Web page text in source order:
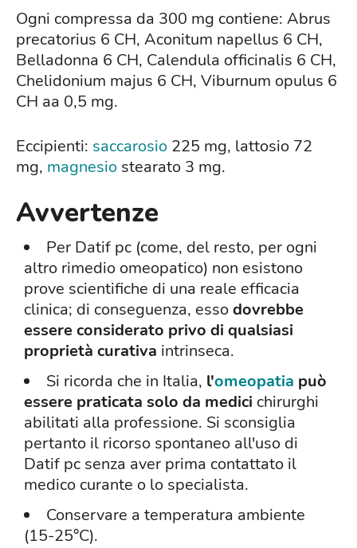
Ogni compressa da 300 mg contiene: Abrus
precatorius 6 CH, Aconitum napellus 6 CH,
Belladonna 6 CH, Calendula officinalis 6 CH,
Chelidonium majus 6 CH, Viburnum opulus 6
CH aa 0,5 mg.
Eccipienti: saccarosio 225 mg, lattosio 72
mg, magnesio stearato 3 mg.
Avvertenze
Per Datif pc (come, del resto, per ogni
altro rimedio omeopatico) non esistono
prove scientifiche di una reale efficacia
clinica; di conseguenza, essodovrebbe
essere considerato privo di qualsiasi
proprietà curativa intrinseca.
Si ricorda che in Italia, l'omeopatia può
essere praticata solo da medici chirurghi
abilitati alla professione. Si sconsiglia
pertanto il ricorso spontaneo all'uso di
Datif pc senza aver prima contattato il
medico curante o lo specialista.
Conservare a temperatura ambiente
(15-25°C).